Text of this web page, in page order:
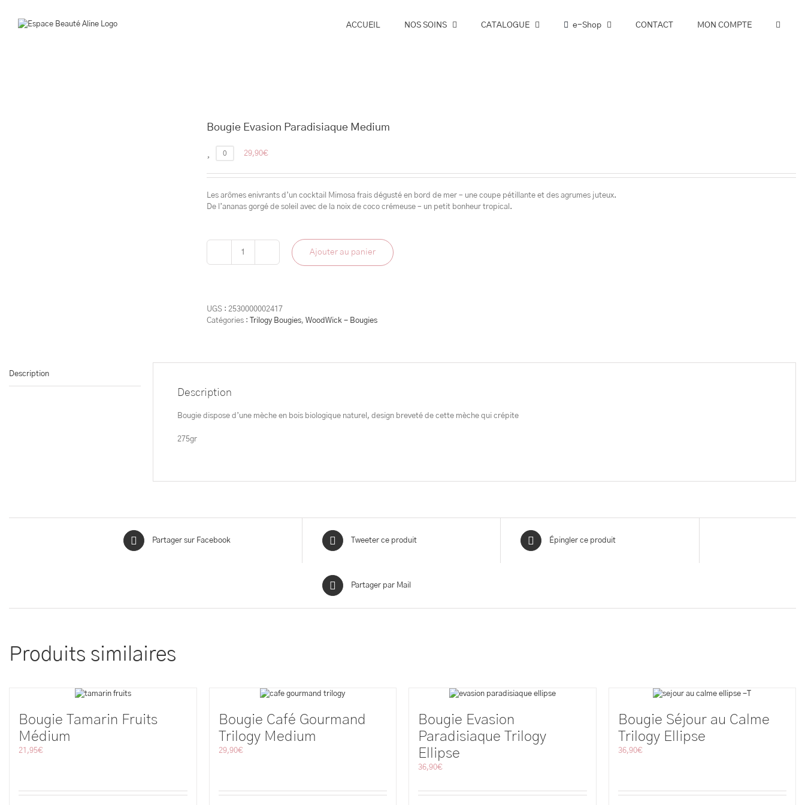
contenu
ACCUEIL NOS SOINS CATALOGUE e-Shop CONTACT MON COMPTE
Bougie Evasion Paradisiaque Medium
0 29,90€
Les arômes enivrants d’un cocktail Mimosa frais dégusté en bord de mer – une coupe pétillante et des agrumes juteux.
De l’ananas gorgé de soleil avec de la noix de coco crémeuse – un petit bonheur tropical.
quantité
Medium
Ajouter au panier
UGS : 2530000002417
Catégories :
Trilogy Bougies, WoodWick - Bougies
Description
Description
Bougie dispose d’une mèche en bois biologique naturel, design breveté de cette mèche qui crépite
275gr
Partager sur Facebook Tweeter ce produit Épingler ce produit
Partager par Mail
Produits similaires
Bougie Tamarin Fruits
Médium
21,95€
Bougie Café Gourmand
Trilogy Medium
29,90€
Bougie Evasion
Paradisiaque Trilogy
Ellipse
36,90€
Bougie Séjour au Calme
Trilogy Ellipse
36,90€